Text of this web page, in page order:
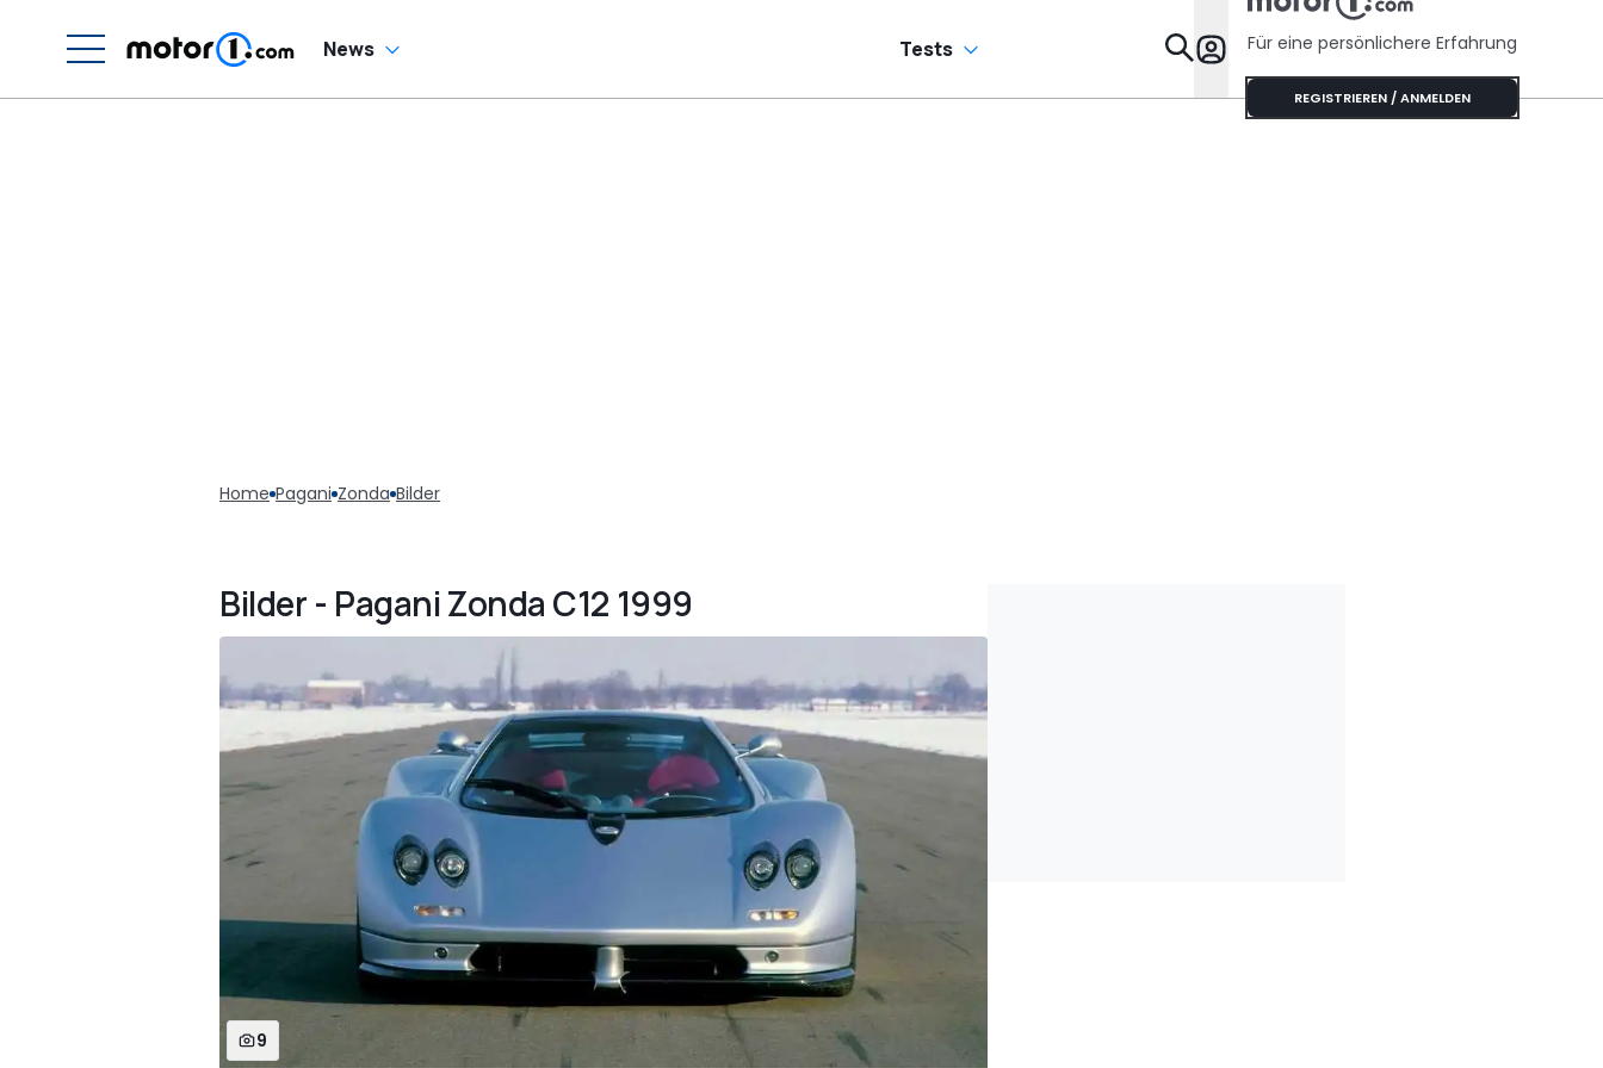
News Tests Specials
Für eine persönlichere Erfahrung
REGISTRIEREN / ANMELDEN
Home Pagani Zonda Bilder
Bilder - Pagani Zonda C12 1999
9